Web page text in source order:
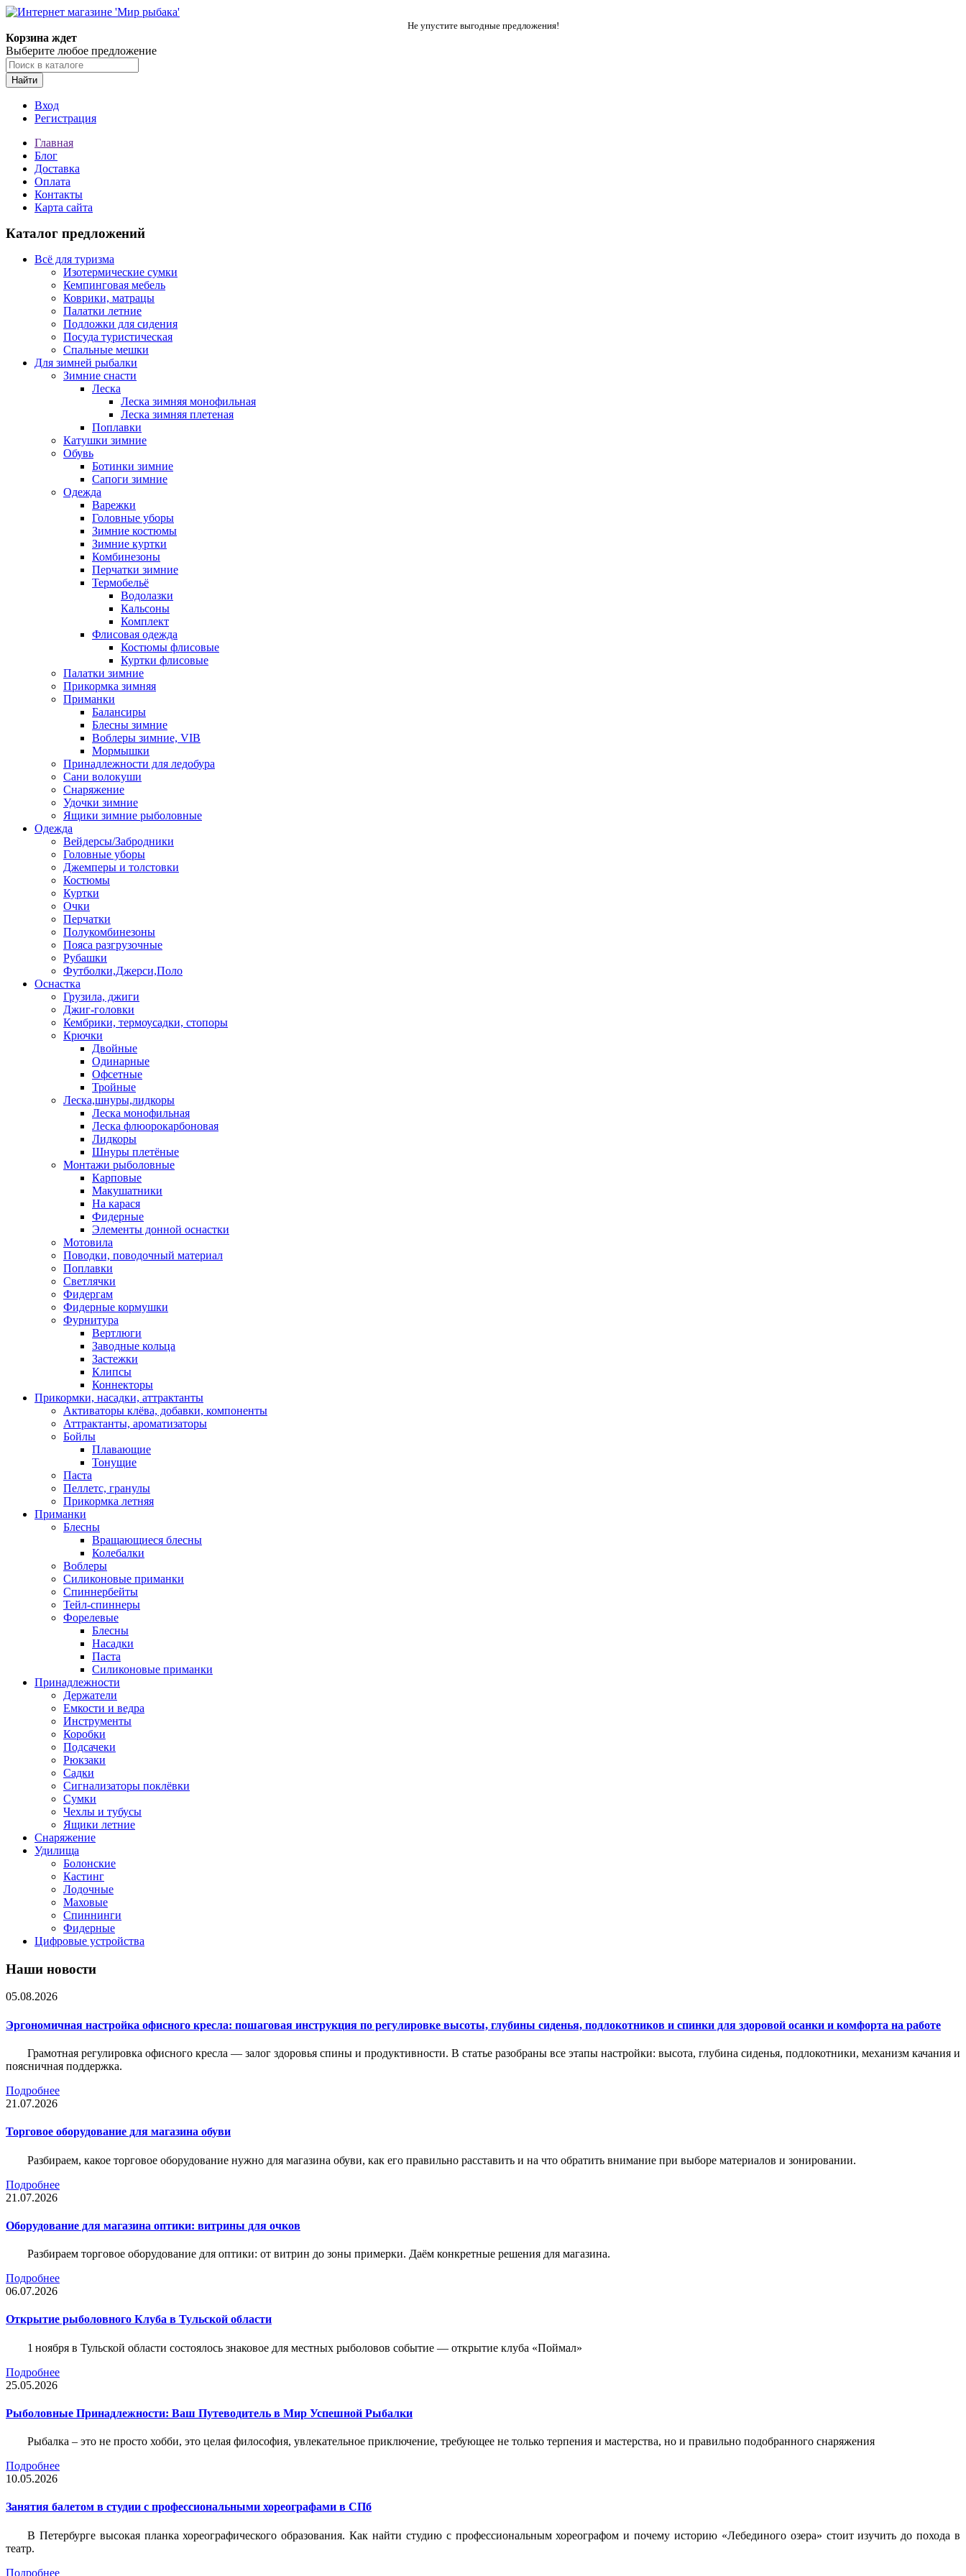
Не упустите выгодные предложения!
Корзина ждет
Выберите любое предложение
Найти
Вход
Регистрация
Главная
Блог
Доставка
Оплата
Контакты
Карта сайта
Каталог предложений
Всё для туризма
Изотермические сумки
Кемпинговая мебель
Коврики, матрацы
Палатки летние
Подложки для сидения
Посуда туристическая
Спальные мешки
Для зимней рыбалки
Зимние снасти
Леска
Леска зимняя монофильная
Леска зимняя плетеная
Поплавки
Катушки зимние
Обувь
Ботинки зимние
Сапоги зимние
Одежда
Варежки
Головные уборы
Зимние костюмы
Зимние куртки
Комбинезоны
Перчатки зимние
Термобельё
Водолазки
Кальсоны
Комплект
Флисовая одежда
Костюмы флисовые
Куртки флисовые
Палатки зимние
Прикормка зимняя
Приманки
Балансиры
Блесны зимние
Воблеры зимние, VIB
Мормышки
Принадлежности для ледобура
Сани волокуши
Снаряжение
Удочки зимние
Ящики зимние рыболовные
Одежда
Вейдерсы/Забродники
Головные уборы
Джемперы и толстовки
Костюмы
Куртки
Очки
Перчатки
Полукомбинезоны
Пояса разгрузочные
Рубашки
Футболки,Джерси,Поло
Оснастка
Грузила, джиги
Джиг-головки
Кембрики, термоусадки, стопоры
Крючки
Двойные
Одинарные
Офсетные
Тройные
Леска,шнуры,лидкоры
Леска монофильная
Леска флюорокарбоновая
Лидкоры
Шнуры плетёные
Монтажи рыболовные
Карповые
Макушатники
На карася
Фидерные
Элементы донной оснастки
Мотовила
Поводки, поводочный материал
Поплавки
Светлячки
Фидергам
Фидерные кормушки
Фурнитура
Вертлюги
Заводные кольца
Застежки
Клипсы
Коннекторы
Прикормки, насадки, аттрактанты
Активаторы клёва, добавки, компоненты
Аттрактанты, ароматизаторы
Бойлы
Плавающие
Тонущие
Паста
Пеллетс, гранулы
Прикормка летняя
Приманки
Блесны
Вращающиеся блесны
Колебалки
Воблеры
Силиконовые приманки
Спиннербейты
Тейл-спиннеры
Форелевые
Блесны
Насадки
Паста
Силиконовые приманки
Принадлежности
Держатели
Емкости и ведра
Инструменты
Коробки
Подсачеки
Рюкзаки
Садки
Сигнализаторы поклёвки
Сумки
Чехлы и тубусы
Ящики летние
Снаряжение
Удилища
Болонские
Кастинг
Лодочные
Маховые
Спиннинги
Фидерные
Цифровые устройства
Наши новости
05.08.2026
Эргономичная настройка офисного кресла: пошаговая инструкция по регулировке высоты, глубины сиденья, подлокотников и спинки для здоровой осанки и комфорта на работе
Грамотная регулировка офисного кресла — залог здоровья спины и продуктивности. В статье разобраны все этапы настройки: высота, глубина сиденья, подлокотники, механизм качания и
поясничная поддержка.
Подробнее
21.07.2026
Торговое оборудование для магазина обуви
Разбираем, какое торговое оборудование нужно для магазина обуви, как его правильно расставить и на что обратить внимание при выборе материалов и зонировании.
Подробнее
21.07.2026
Оборудование для магазина оптики: витрины для очков
Разбираем торговое оборудование для оптики: от витрин до зоны примерки. Даём конкретные решения для магазина.
Подробнее
06.07.2026
Открытие рыболовного Клуба в Тульской области
1 ноября в Тульской области состоялось знаковое для местных рыболовов событие — открытие клуба «Поймал»
Подробнее
25.05.2026
Рыболовные Принадлежности: Ваш Путеводитель в Мир Успешной Рыбалки
Рыбалка – это не просто хобби, это целая философия, увлекательное приключение, требующее не только терпения и мастерства, но и правильно подобранного снаряжения
Подробнее
10.05.2026
Занятия балетом в студии с профессиональными хореографами в СПб
В Петербурге высокая планка хореографического образования. Как найти студию с профессиональным хореографом и почему историю «Лебединого озера» стоит изучить до похода в
театр.
Подробнее